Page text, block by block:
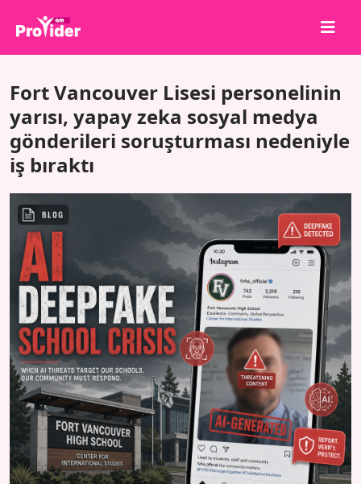
Giriş Yap
Kayıt Ol
Hizmetler
API
Şartlar
Blog
Fort Vancouver Lisesi personelinin
yarısı, yapay zeka sosyal medya
gönderileri soruşturması nedeniyle
iş bıraktı